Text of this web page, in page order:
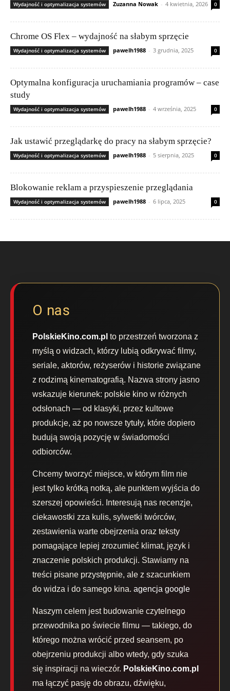
Wydajność i optymalizacja systemów Zuzanna Nowak - 4 kwietnia, 2026 0
Chrome OS Flex – wydajność na słabym sprzęcie
Wydajność i optymalizacja systemów pawelh1988 - 3 grudnia, 2025 0
Optymalna konfiguracja uruchamiania programów – case
study
Wydajność i optymalizacja systemów pawelh1988 - 4 września, 2025 0
Jak ustawić przeglądarkę do pracy na słabym sprzęcie?
Wydajność i optymalizacja systemów pawelh1988 - 5 sierpnia, 2025 0
Blokowanie reklam a przyspieszenie przeglądania
Wydajność i optymalizacja systemów pawelh1988 - 6 lipca, 2025 0
O nas
PolskieKino.com.pl to przestrzeń tworzona z
myślą o widzach, którzy lubią odkrywać filmy,
seriale, aktorów, reżyserów i historie związane
z rodzimą kinematografią. Nazwa strony jasno
wskazuje kierunek: polskie kino w różnych
odsłonach — od klasyki, przez kultowe
produkcje, aż po nowsze tytuły, które dopiero
budują swoją pozycję w świadomości
odbiorców.
Chcemy tworzyć miejsce, w którym film nie
jest tylko krótką notką, ale punktem wyjścia do
szerszej opowieści. Interesują nas recenzje,
ciekawostki zza kulis, sylwetki twórców,
zestawienia warte obejrzenia oraz teksty
pomagające lepiej zrozumieć klimat, język i
znaczenie polskich produkcji. Stawiamy na
treści pisane przystępnie, ale z szacunkiem
do widza i do samego kina. agencja google
Naszym celem jest budowanie czytelnego
przewodnika po świecie filmu — takiego, do
którego można wrócić przed seansem, po
obejrzeniu produkcji albo wtedy, gdy szuka
się inspiracji na wieczór. PolskieKino.com.pl
ma łączyć pasję do obrazu, dźwięku,